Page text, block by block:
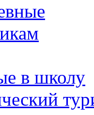
в школу